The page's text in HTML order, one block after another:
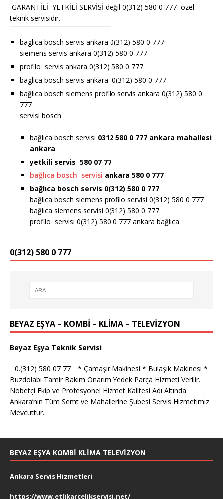
GARANTİLİ YETKİLİ SERVİSİ değil 0(312) 580 0 777 özel
teknik servisidir.
baglıca bosch servis ankara 0(312) 580 0 777
siemens servis ankara 0(312) 580 0 777
profilo servis ankara 0(312) 580 0 777
baglıca bosch servis ankara 0(312) 580 0 777
bağlıca bosch siemens profilo servis ankara 0(312) 580 0
777
servisi bosch
bağlıca bosch servisi 0312 580 0 777 ankara mahallesi
ankara
yetkili servis 580 07 77
bağlıca bosch servisi ankara 580 0 777
bağlıca bosch servis 0(312) 580 0 777
bağlıca bosch siemens profilo servisi 0(312) 580 0 777
bağlıca siemens servisi 0(312) 580 0 777
profilo servisi 0(312) 580 0 777 ankara bağlıca
0(312) 580 0 777
BEYAZ EŞYA – KOMBİ – KLİMA – TELEVİZYON
Beyaz Eşya Teknik Servisi
_ 0.(312) 580 07 77 _ * Çamaşır Makinesi * Bulaşık Makinesi *
Buzdolabı Tamir Bakım Onarım Yedek Parça Hizmeti Verilir.
Nöbetçi Ekip ve Profesyonel Hizmet Kalitesi Adı Altında
Ankara’nın Tüm Semt ve Mahallerine Şubesi Servis Hizmetimiz
Mevcuttur..
BEYAZ EŞYA KOMBI KLIMA TELEVIZYON
Ankara Servis Hizmetleri
https://www.etlikarcelikservisi.net/